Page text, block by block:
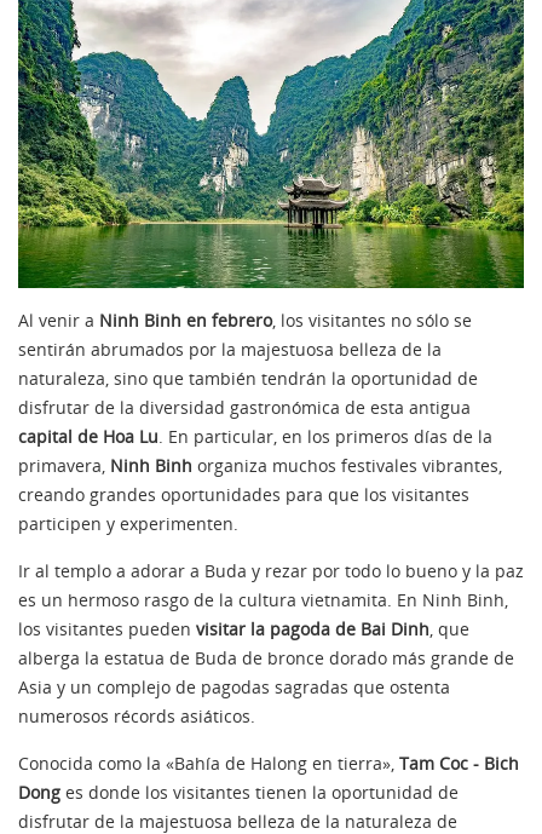
Al venir a Ninh Binh en febrero, los visitantes no sólo se
sentirán abrumados por la majestuosa belleza de la
naturaleza, sino que también tendrán la oportunidad de
disfrutar de la diversidad gastronómica de esta antigua
capital de Hoa Lu. En particular, en los primeros días de la
primavera, Ninh Binh organiza muchos festivales vibrantes,
creando grandes oportunidades para que los visitantes
participen y experimenten.
Ir al templo a adorar a Buda y rezar por todo lo bueno y la paz
es un hermoso rasgo de la cultura vietnamita. En Ninh Binh,
los visitantes pueden visitar la pagoda de Bai Dinh, que
alberga la estatua de Buda de bronce dorado más grande de
Asia y un complejo de pagodas sagradas que ostenta
numerosos récords asiáticos.
Conocida como la «Bahía de Halong en tierra», Tam Coc - Bich
Dong es donde los visitantes tienen la oportunidad de
disfrutar de la majestuosa belleza de la naturaleza de